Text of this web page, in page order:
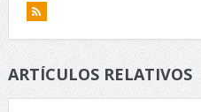
ARTÍCULOS RELATIVOS